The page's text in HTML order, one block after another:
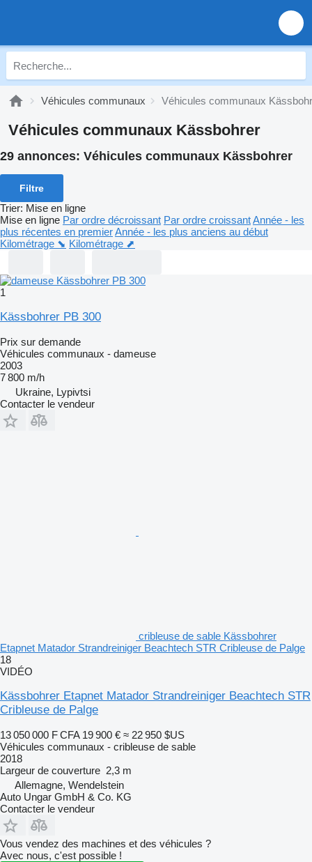
Véhicules communaux Véhicules communaux
Véhicules communaux Kässbohrer
29 annonces: Véhicules communaux Kässbohrer
Filtre
Trier: Mise en ligne
Mise en ligne Par ordre décroissant Par ordre croissantAnnée - les
plus récentes en premierAnnée - les plus anciens au début
Kilométrage ⬊ Kilométrage ⬈
1
Kässbohrer PB 300
Prix sur demande
Véhicules communaux - dameuse
2003
7 800 m/h
Ukraine, Lypivtsi
Contacter le vendeur
cribleuse de sable Kässbohrer
Etapnet Matador Strandreiniger Beachtech STR Cribleuse de Palge
18
VIDÉO
Kässbohrer Etapnet Matador Strandreiniger Beachtech STR
Cribleuse de Palge
13 050 000 F CFA 19 900 € ≈ 22 950 $US
Véhicules communaux - cribleuse de sable
2018
Largeur de couverture 2,3 m
Allemagne, Wendelstein
Auto Ungar GmbH & Co. KG
Contacter le vendeur
Vous vendez des machines et des véhicules ?
Avec nous, c'est possible !